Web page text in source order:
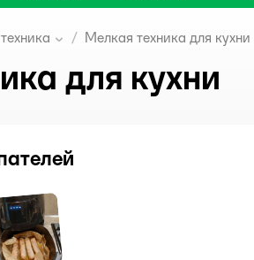
Мелкая техника для кухни
для кухни